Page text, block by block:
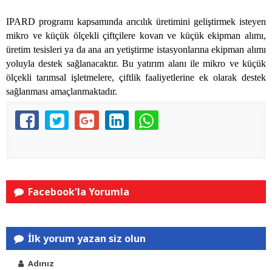
IPARD programı kapsamında arıcılık üretimini geliştirmek isteyen
mikro ve küçük ölçekli çiftçilere kovan ve küçük ekipman alımı,
üretim tesisleri ya da ana arı yetiştirme istasyonlarına ekipman alımı
yoluyla destek sağlanacaktır. Bu yatırım alanı ile mikro ve küçük
ölçekli tarımsal işletmelere, çiftlik faaliyetlerine ek olarak destek
sağlanması amaçlanmaktadır.
Facebook'la Yorumla
İlk yorum yazan siz olun
Adınız